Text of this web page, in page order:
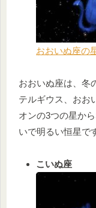
おおいぬ座の
おおいぬ座は、冬
テルギウス、おお
オンの3つの星か
いで明るい恒星で
こいぬ座